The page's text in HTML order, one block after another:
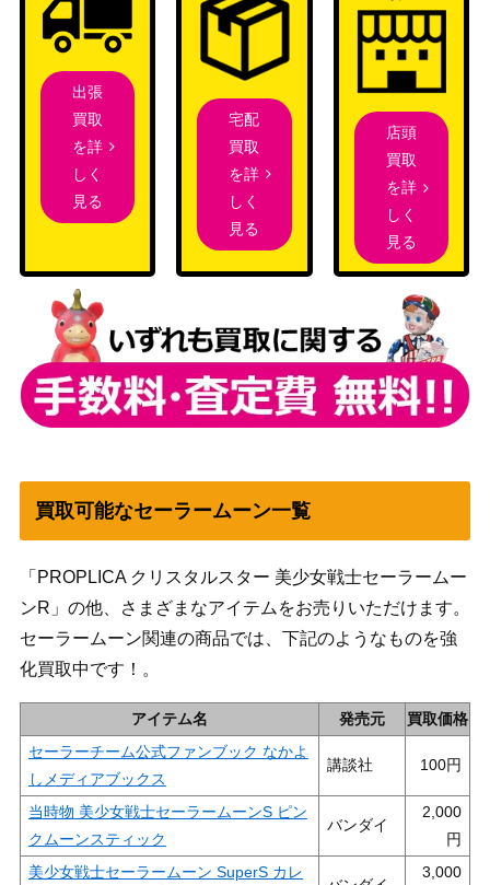
出張
買取
を詳
しく
見る
宅配
買取
を詳
しく
見る
店頭
買取
を詳
しく
見る
買取可能なセーラームーン一覧
「PROPLICA クリスタルスター 美少女戦士セーラームー
ンR」の他、さまざまなアイテムをお売りいただけます。
セーラームーン関連の商品では、下記のようなものを強
化買取中です！。
アイテム名 発売元
買取価格
セーラーチーム公式ファンブック なかよ
しメディアブックス
講談社 100
当時物 美少女戦士セーラームーンS ピン
クムーンスティック
バンダイ
2,000
美少女戦士セーラームーン SuperS カレ
3,000